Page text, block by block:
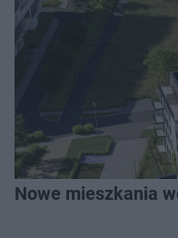
Nowe mieszkania